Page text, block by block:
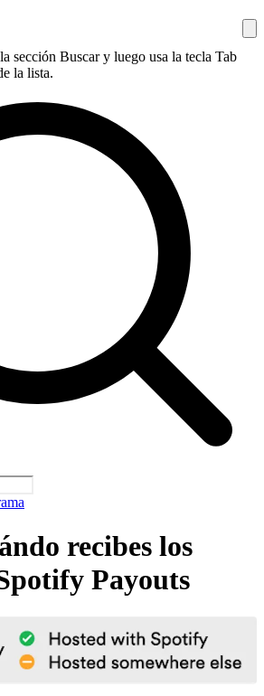
sección Buscar y luego usa la tecla Tab
la lista.
recibes los
Payouts